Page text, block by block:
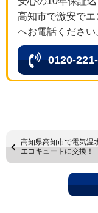
高知市で激安で
へお電話ください
0120-
高知県高知市で電気温
エコキュートに交換！